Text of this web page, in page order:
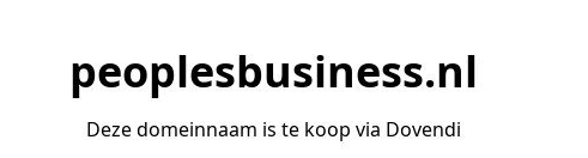
peoplesbusiness.nl
Deze domeinnaam is te koop via Dovendi